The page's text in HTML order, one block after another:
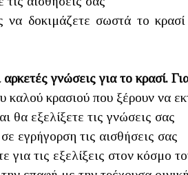
δοκιμάζετε σωστά το κρασί
γνώσεις για το κρασί.
καλού κρασιού που ξέρουν να
θα εξελίξετε τις γνώσεις σας
εγρήγορση τις αισθήσεις σας
τις εξελίξεις στον κόσμο